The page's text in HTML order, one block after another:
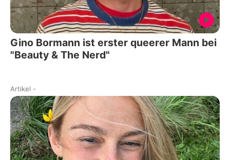
Gino Bormann ist erster queerer Mann bei
"Beauty & The Nerd"
Artikel -